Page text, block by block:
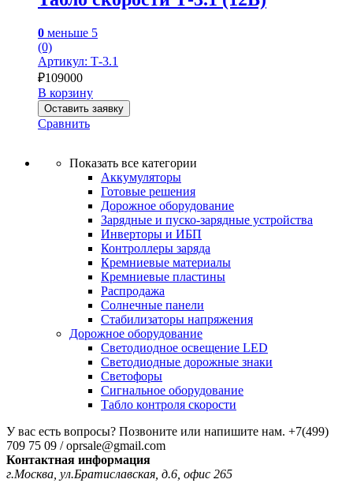
0 меньше 5
(0)
Артикул: Т-3.1
₽109000
В корзину
Оставить заявку
Сравнить
Показать все категории
Аккумуляторы
Готовые решения
Дорожное оборудование
Зарядные и пуско-зарядные устройства
Инверторы и ИБП
Контроллеры заряда
Кремниевые материалы
Кремниевые пластины
Распродажа
Солнечные панели
Стабилизаторы напряжения
Дорожное оборудование
Светодиодное освещение LED
Светодиодные дорожные знаки
Светофоры
Сигнальное оборудование
Табло контроля скорости
У вас есть вопросы? Позвоните или напишите нам. +7(499)
709 75 09 / oprsale@gmail.com
Контактная информация
г.Москва, ул.Братиславская, д.6, офис 265